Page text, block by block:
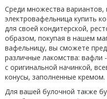
Среди множества вариантов,
электровафельница купить
для своей кондитерской,
образом, покупая в нашем
вафельницу, вы сможете
различные лакомства: вафли
с оригинальной начинкой,
конусы, заполненные кремом.
Для вашей булочной также